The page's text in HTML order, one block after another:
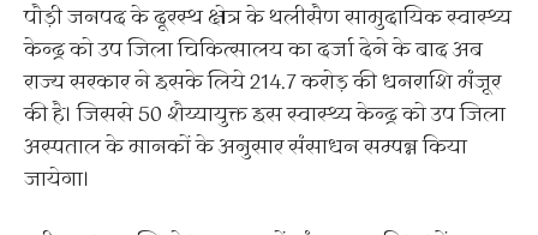
पौड़ी जनपद के दूरस्थ क्षेत्र के थलीसैण सामुदायिक स्वास्थ्य
केन्द्र को उप जिला चिकित्सालय का दर्जा देने के बाद अब
राज्य सरकार ने इसके लिये 214.7 करोड़ की धनराशि मंजूर
की है। जिससे 50 शैय्यायुक्त इस स्वास्थ्य केन्द्र को उप जिला
अस्पताल के मानकों के अनुसार संसाधन सम्पन्न किया
जायेगा।